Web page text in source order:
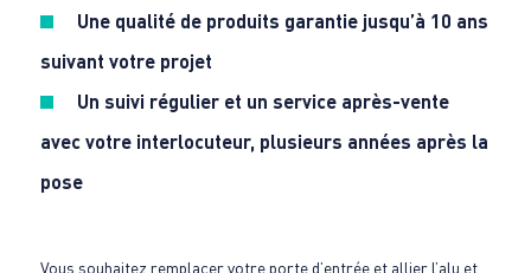
Une qualité de produits garantie jusqu’à 10 ans
suivant votre projet
Un suivi régulier et un service après-vente
avec votre interlocuteur, plusieurs années après la
pose
Vous souhaitez remplacer votre porte d’entrée et allier l’alu et